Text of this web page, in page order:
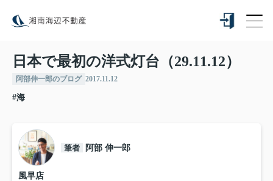
日本で最初の洋式灯台（29.11.12）
阿部伸一郎のブログ 2017.11.12
#海
筆者 阿部 伸一郎
風早店